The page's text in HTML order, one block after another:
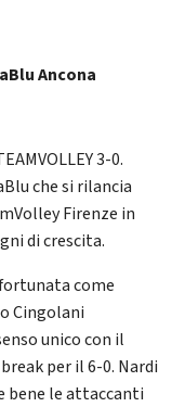
Ancona
3-0.
che si rilancia
Firenze in
di crescita.
come
Cingolani
unico con il
per il 6-0. Nardi
bene le attaccanti